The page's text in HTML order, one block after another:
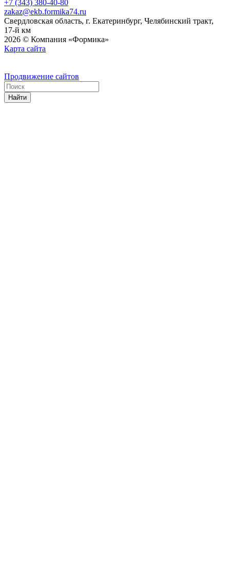
+7 (343) 380-40-80
zakaz@ekb.formika74.ru
Свердловская область, г. Екатеринбург, Челябинский тракт,
17-й км
2026 © Компания «Формика»
Карта сайта
Продвижение сайтов
Найти